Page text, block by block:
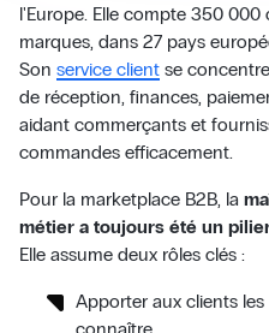
l'Europe. Elle compte 350
marques, dans 27 pays
Son service clientse
de réception, finances,
aidant commerçants et
commandes efficacement.
Pour la marketplace B2B, la
métier a toujours été un
Elle assume deux rôles clés :
Apporter aux clients